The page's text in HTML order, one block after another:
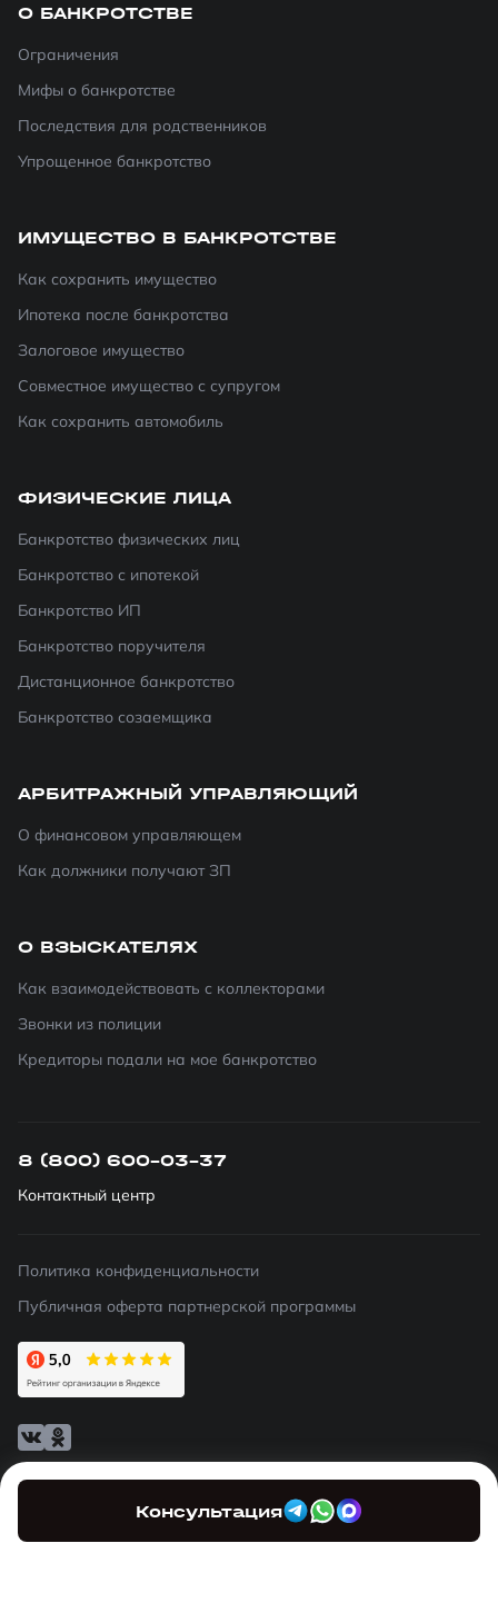
О БАНКРОТСТВЕ
Ограничения
Мифы о банкротстве
Последствия для родственников
Упрощенное банкротство
ИМУЩЕСТВО В БАНКРОТСТВЕ
Как сохранить имущество
Ипотека после банкротства
Залоговое имущество
Совместное имущество с супругом
Как сохранить автомобиль
ФИЗИЧЕСКИЕ ЛИЦА
Банкротство физических лиц
Банкротство с ипотекой
Банкротство ИП
Банкротство поручителя
Дистанционное банкротство
Банкротство созаемщика
АРБИТРАЖНЫЙ УПРАВЛЯЮЩИЙ
О финансовом управляющем
Как должники получают ЗП
О ВЗЫСКАТЕЛЯХ
Как взаимодействовать с коллекторами
Звонки из полиции
Кредиторы подали на мое банкротство
8 (800) 600-03-37
Контактный центр
Политика конфиденциальности
Публичная оферта партнерской программы
Мы
сервисов и повышения удобства пользования сайтом.
Если вы не согласны на их использование, поменяйте
настройки браузера.
Консультация